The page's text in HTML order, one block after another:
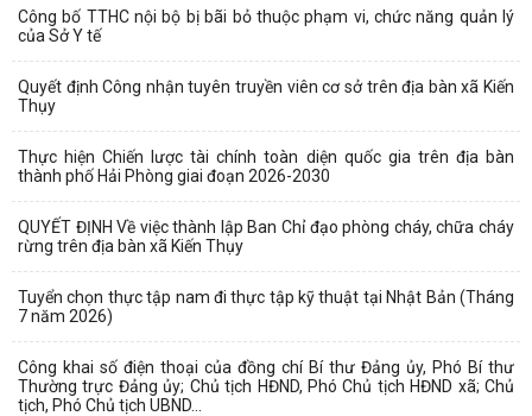
Công bố TTHC nội bộ bị bãi bỏ thuộc phạm vi, chức năng quản lý
của Sở Y tế
Quyết định Công nhận tuyên truyền viên cơ sở trên địa bàn xã Kiến
Thụy
Thực hiện Chiến lược tài chính toàn diện quốc gia trên địa bàn
thành phố Hải Phòng giai đoạn 2026-2030
QUYẾT ĐỊNH Về việc thành lập Ban Chỉ đạo phòng cháy, chữa cháy
rừng trên địa bàn xã Kiến Thụy
Tuyển chọn thực tập nam đi thực tập kỹ thuật tại Nhật Bản (Tháng
7 năm 2026)
Công khai số điện thoại của đồng chí Bí thư Đảng ủy, Phó Bí thư
Thường trực Đảng ủy; Chủ tịch HĐND, Phó Chủ tịch HĐND xã; Chủ
tịch, Phó Chủ tịch UBND...